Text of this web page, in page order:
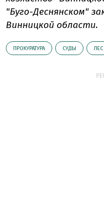
"Буго-Деснянском"
Винницкой области.
ПРОКУРАТУРА СУДЫ ЛЕС